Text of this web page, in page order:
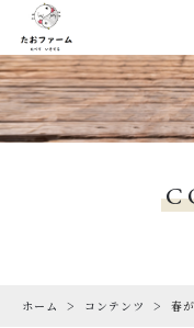
お気に入り
CHECKED
ホーム コンテンツ 春